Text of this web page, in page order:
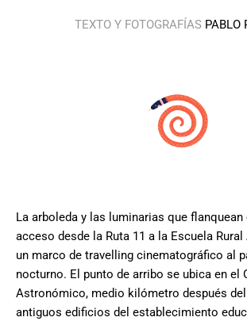
TEXTO Y FOTOGRAFÍAS PABLO
La arboleda y las luminarias que
acceso desde la Ruta 11 a la Escuela
un marco de travelling cinematográfico al
nocturno. El punto de arribo se ubica en el
Astronómico, medio kilómetro después
antiguos edificios del establecimiento